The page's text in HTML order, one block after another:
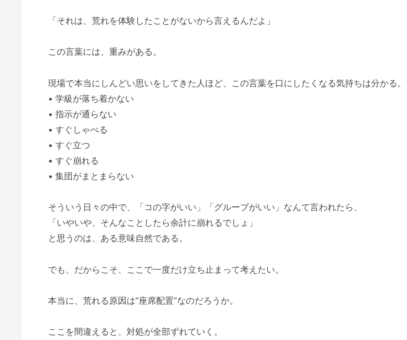
「それは、荒れを体験したことがないから言えるんだよ」
この言葉には、重みがある。
現場で本当にしんどい思いをしてきた人ほど、この言葉を口にしたくなる気持ちは分かる。
• 学級が落ち着かない
• 指示が通らない
• すぐしゃべる
• すぐ立つ
• すぐ崩れる
• 集団がまとまらない
そういう日々の中で、「コの字がいい」「グループがいい」なんて言われたら、
「いやいや、そんなことしたら余計に崩れるでしょ」
と思うのは、ある意味自然である。
でも、だからこそ、ここで一度だけ立ち止まって考えたい。
本当に、荒れる原因は“座席配置”なのだろうか。
ここを間違えると、対処が全部ずれていく。